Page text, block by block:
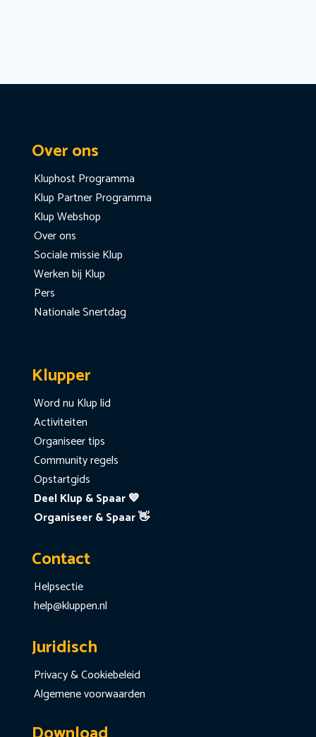
Over ons
Kluphost Programma
Klup Partner Programma
Klup Webshop
Over ons
Sociale missie Klup
Werken bij Klup
Pers
Nationale Snertdag
Klupper
Word nu Klup lid
Activiteiten
Organiseer tips
Community regels
Opstartgids
Deel Klup & Spaar 💙
Organiseer & Spaar 👋
Contact
Helpsectie
help@kluppen.nl
Juridisch
Privacy & Cookiebeleid
Algemene voorwaarden